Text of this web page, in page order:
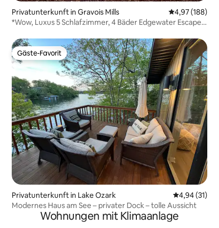
Privatunterkunft in Gravois Mills
4,97 (188)
*Wow, Luxus 5 Schlafzimmer, 4 Bäder Edgewater Escape
Gäste-Favorit
Gäste-Favorit
Privatunterkunft in Lake Ozark
4,94 (31)
Modernes Haus am See – privater Dock – tolle Aussicht
Wohnungen mit Klimaanlage